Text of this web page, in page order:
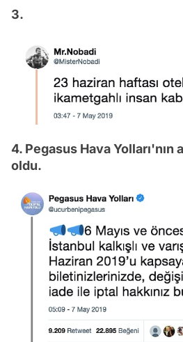
3.
4. Pegasus Hava Yolları'nın
oldu.